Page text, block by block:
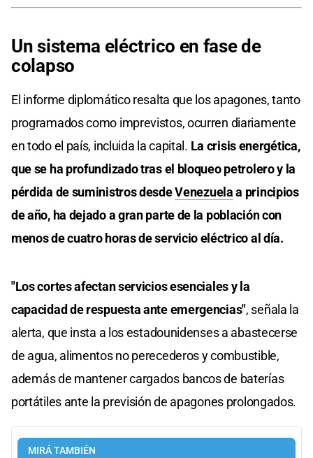
Un sistema eléctrico en fase de
colapso
El informe diplomático resalta que los apagones, tanto
programados como imprevistos, ocurren diariamente
en todo el país, incluida la capital. La crisis energética,
que se ha profundizado tras el bloqueo petrolero y la
pérdida de suministros desdeVenezuelaa principios
de año, ha dejado a gran parte de la población con
menos de cuatro horas de servicio eléctrico al día.
"Los cortes afectan servicios esenciales y la
capacidad de respuesta ante emergencias", señala la
alerta, que insta a los estadounidenses a abastecerse
de agua, alimentos no perecederos y combustible,
además de mantener cargados bancos de baterías
portátiles ante la previsión de apagones prolongados.
MIRÁ TAMBIÉN